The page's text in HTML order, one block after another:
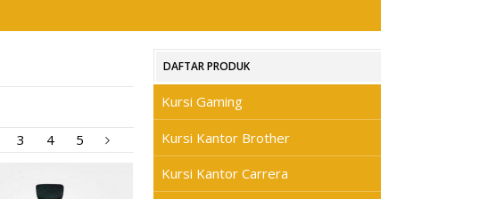
3 4 5
DAFTAR PRODUK
Kursi Gaming
Kursi Kantor Brother
Kursi Kantor Carrera